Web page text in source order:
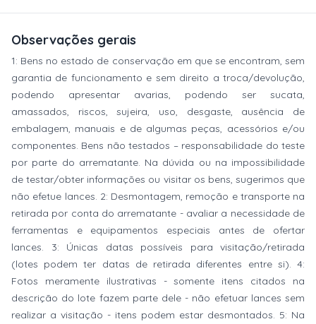
Observações gerais
1: Bens no estado de conservação em que se encontram, sem
garantia de funcionamento e sem direito a troca/devolução,
podendo apresentar avarias, podendo ser sucata,
amassados, riscos, sujeira, uso, desgaste, ausência de
embalagem, manuais e de algumas peças, acessórios e/ou
componentes. Bens não testados – responsabilidade do teste
por parte do arrematante. Na dúvida ou na impossibilidade
de testar/obter informações ou visitar os bens, sugerimos que
não efetue lances. 2: Desmontagem, remoção e transporte na
retirada por conta do arrematante - avaliar a necessidade de
ferramentas e equipamentos especiais antes de ofertar
lances. 3: Únicas datas possíveis para visitação/retirada
(lotes podem ter datas de retirada diferentes entre si). 4:
Fotos meramente ilustrativas - somente itens citados na
descrição do lote fazem parte dele - não efetuar lances sem
realizar a visitação - itens podem estar desmontados. 5: Na